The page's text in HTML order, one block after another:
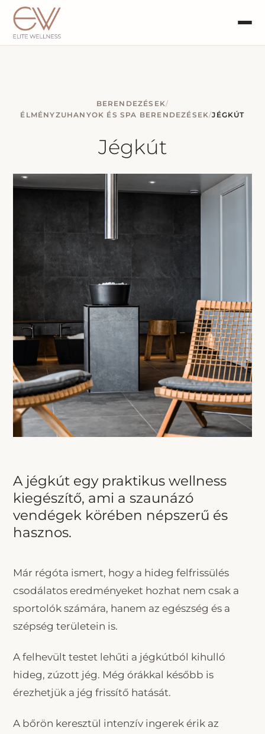
BERENDEZÉSEK/
ÉLMÉNYZUHANYOK ÉS SPA BERENDEZÉSEK/JÉGKÚT
Jégkút
A jégkút egy praktikus wellness
kiegészítő, ami a szaunázó
vendégek körében népszerű és
hasznos.
Már régóta ismert, hogy a hideg felfrissülés
csodálatos eredményeket hozhat nem csak a
sportolók számára, hanem az egészség és a
szépség területein is.
A felhevült testet lehűti a jégkútból kihulló
hideg, zúzott jég. Még órákkal később is
érezhetjük a jég frissítő hatását.
A bőrön keresztül intenzív ingerek érik az